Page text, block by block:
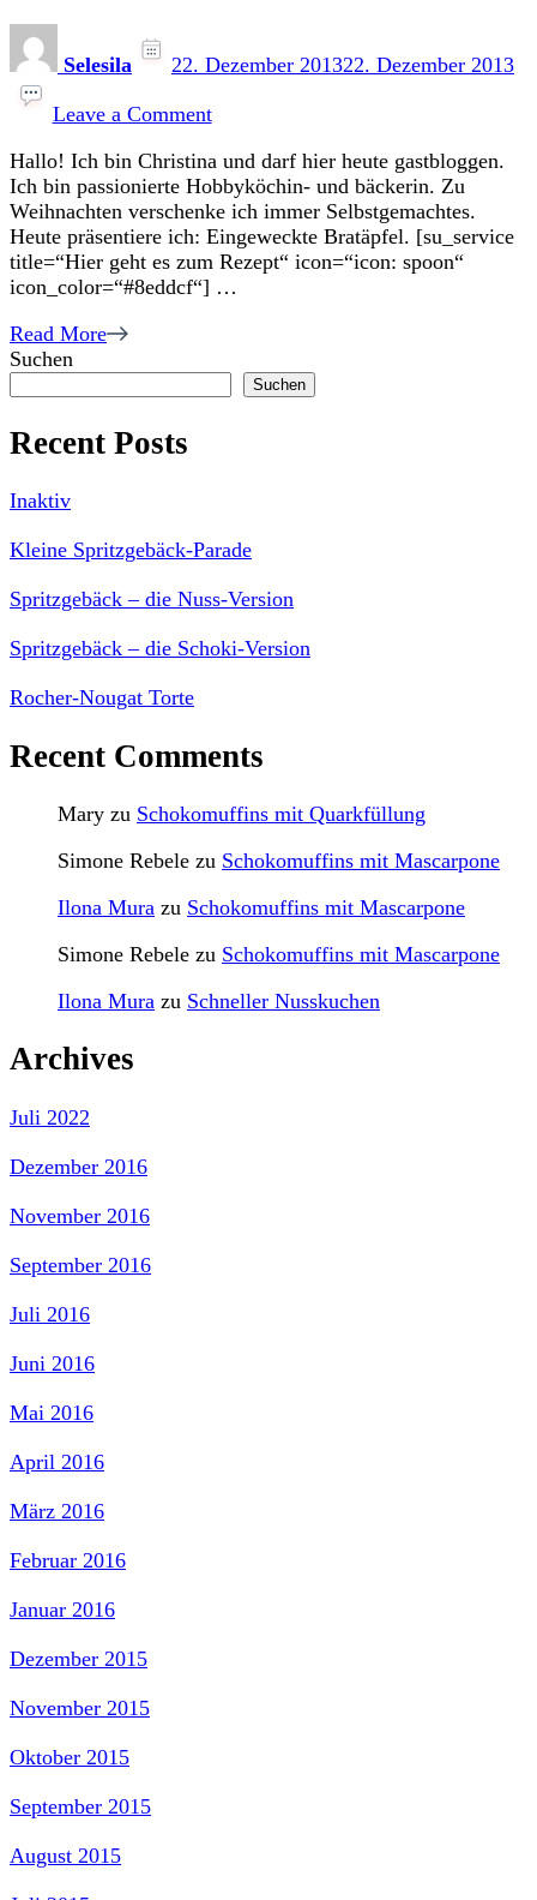
Selesila 22. Dezember 201322. Dezember 2013
Leave a CommentEingeweckte
Hallo! Ich bin Christina und darf hier heute gastbloggen.
Ich bin passionierte Hobbyköchin- und bäckerin. Zu
Weihnachten verschenke ich immer Selbstgemachtes.
Heute präsentiere ich: Eingeweckte Bratäpfel. [su_service
title=“Hier geht es zum Rezept“ icon=“icon: spoon“
icon_color=“#8eddcf“] …
Read More
Suchen
Suchen
Recent Posts
Inaktiv
Kleine Spritzgebäck-Parade
Spritzgebäck – die Nuss-Version
Spritzgebäck – die Schoki-Version
Rocher-Nougat Torte
Recent Comments
Mary zu Schokomuffins mit Quarkfüllung
Simone Rebele zu Schokomuffins mit Mascarpone
Ilona Mura zu Schokomuffins mit Mascarpone
Simone Rebele zu Schokomuffins mit Mascarpone
Ilona Mura zu Schneller Nusskuchen
Archives
Juli 2022
Dezember 2016
November 2016
September 2016
Juli 2016
Juni 2016
Mai 2016
April 2016
März 2016
Februar 2016
Januar 2016
Dezember 2015
November 2015
Oktober 2015
September 2015
August 2015